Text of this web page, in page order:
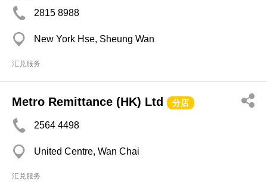
2815 8988
New York Hse, Sheung Wan
汇兑服务
Metro Remittance (HK) Ltd 分店
2564 4498
United Centre, Wan Chai
汇兑服务